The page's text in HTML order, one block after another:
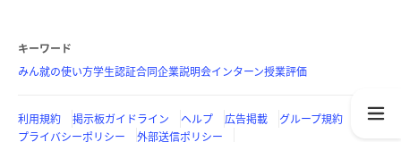
キーワード
みん就の使い方学生認証合同企業説明会インターン授業評価
利用規約 掲示板ガイドライン ヘルプ 広告掲載
グループ規約
プライバシーポリシー
外部送信ポリシー